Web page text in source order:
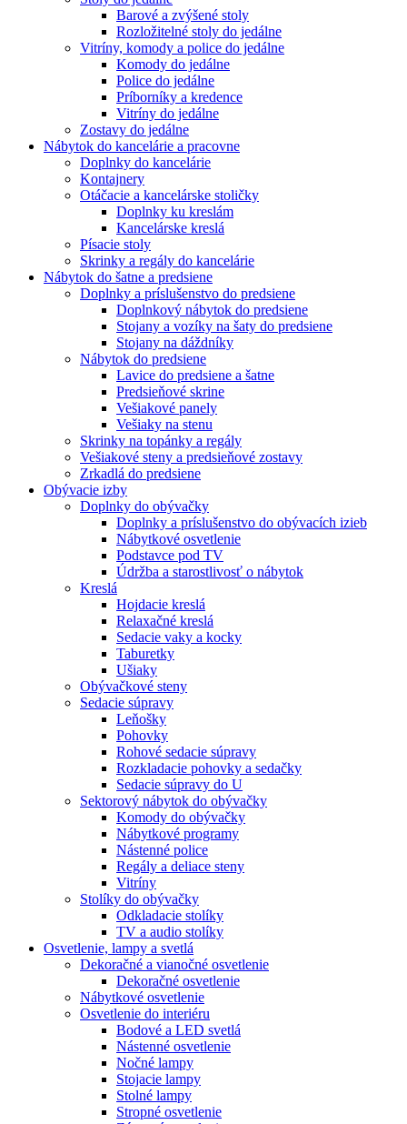
Barové a zvýšené stoly
Rozložitelné stoly do jedálne
Vitríny, komody a police do jedálne
Komody do jedálne
Police do jedálne
Príborníky a kredence
Vitríny do jedálne
Zostavy do jedálne
Nábytok do kancelárie a pracovne
Doplnky do kancelárie
Kontajnery
Otáčacie a kancelárske stoličky
Doplnky ku kreslám
Kancelárske kreslá
Písacie stoly
Skrinky a regály do kancelárie
Nábytok do šatne a predsiene
Doplnky a príslušenstvo do predsiene
Doplnkový nábytok do predsiene
Stojany a vozíky na šaty do predsiene
Stojany na dáždníky
Nábytok do predsiene
Lavice do predsiene a šatne
Predsieňové skrine
Vešiakové panely
Vešiaky na stenu
Skrinky na topánky a regály
Vešiakové steny a predsieňové zostavy
Zrkadlá do predsiene
Obývacie izby
Doplnky do obývačky
Doplnky a príslušenstvo do obývacích izieb
Nábytkové osvetlenie
Podstavce pod TV
Údržba a starostlivosť o nábytok
Kreslá
Hojdacie kreslá
Relaxačné kreslá
Sedacie vaky a kocky
Taburetky
Ušiaky
Obývačkové steny
Sedacie súpravy
Leňošky
Pohovky
Rohové sedacie súpravy
Rozkladacie pohovky a sedačky
Sedacie súpravy do U
Sektorový nábytok do obývačky
Komody do obývačky
Nábytkové programy
Nástenné police
Regály a deliace steny
Vitríny
Stolíky do obývačky
Odkladacie stolíky
TV a audio stolíky
Osvetlenie, lampy a svetlá
Dekoračné a vianočné osvetlenie
Dekoračné osvetlenie
Nábytkové osvetlenie
Osvetlenie do interiéru
Bodové a LED svetlá
Nástenné osvetlenie
Nočné lampy
Stojacie lampy
Stolné lampy
Stropné osvetlenie